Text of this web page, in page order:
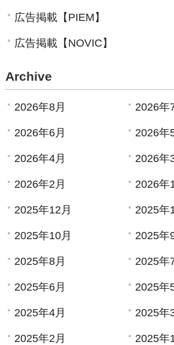
広告掲載【PIEM】
広告掲載【NOVIC】
Archive
2026年8月 2026年
2026年6月 2026年
2026年4月 2026年
2026年2月 2026年
2025年12月 2025年
2025年10月 2025年
2025年8月 2025年
2025年6月 2025年
2025年4月 2025年
2025年2月 2025年